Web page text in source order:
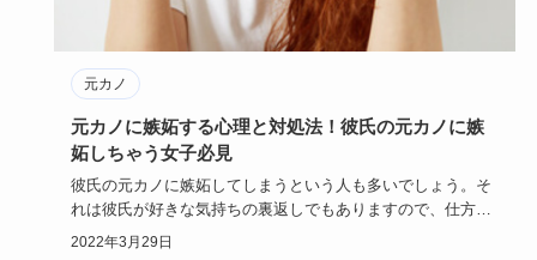
元カノ
元カノに嫉妬する心理と対処法！彼氏の元カノに嫉
妬しちゃう女子必見
彼氏の元カノに嫉妬してしまうという人も多いでしょう。そ
れは彼氏が好きな気持ちの裏返しでもありますので、仕方の
ないこととも言…
2022年3月29日